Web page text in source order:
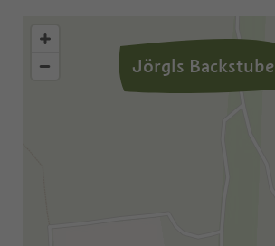
Jörgls Backstube